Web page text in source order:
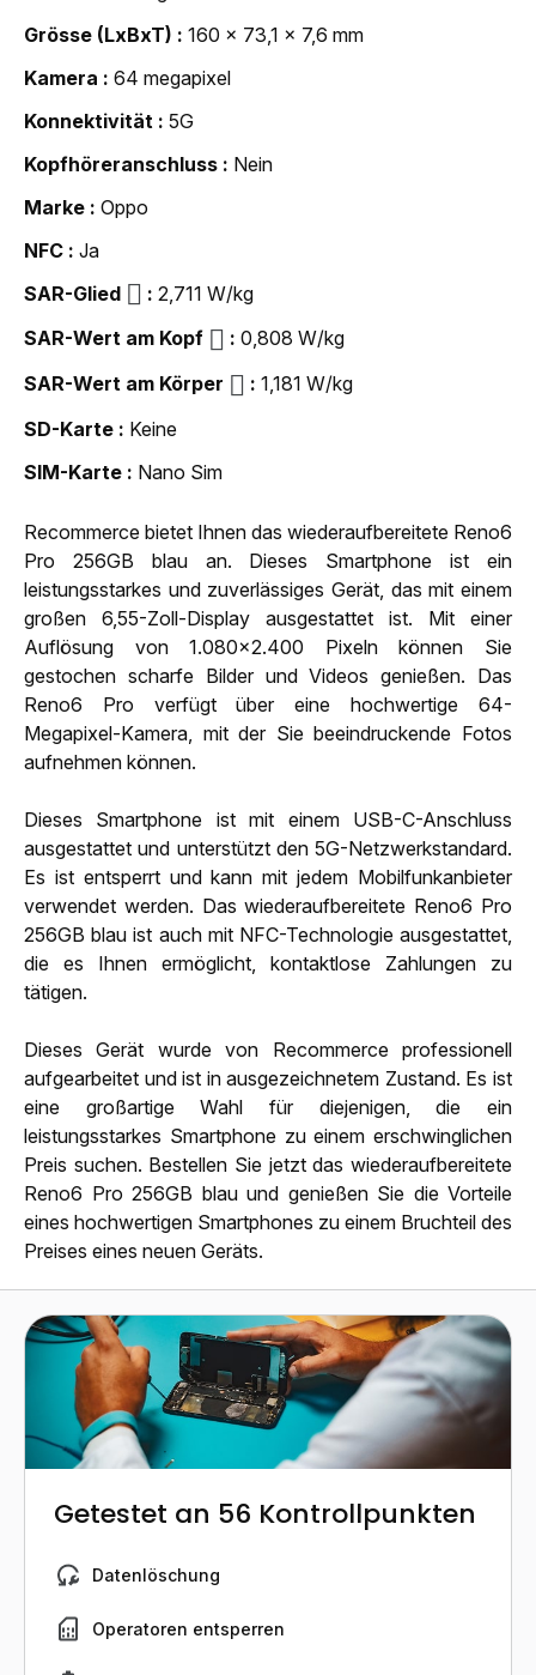
Grösse (LxBxT)
160 x 73,1 x 7,6 mm
Kamera
64 megapixel
Konnektivität
5G
Kopfhöreranschluss
Nein
Marke
Oppo
NFC
Ja
SAR-Glied
2,711 W/kg
SAR-Wert am Kopf
0,808 W/kg
SAR-Wert am Körper
1,181 W/kg
SD-Karte
Keine
SIM-Karte
Nano Sim
Recommerce bietet Ihnen das wiederaufbereitete Reno6
Pro 256GB blau an. Dieses Smartphone ist ein
leistungsstarkes und zuverlässiges Gerät, das mit einem
großen 6,55-Zoll-Display ausgestattet ist. Mit einer
Auflösung von 1.080x2.400 Pixeln können Sie
gestochen scharfe Bilder und Videos genießen. Das
Reno6 Pro verfügt über eine hochwertige 64-
Megapixel-Kamera, mit der Sie beeindruckende Fotos
aufnehmen können.
Dieses Smartphone ist mit einem USB-C-Anschluss
ausgestattet und unterstützt den 5G-Netzwerkstandard.
Es ist entsperrt und kann mit jedem Mobilfunkanbieter
verwendet werden. Das wiederaufbereitete Reno6 Pro
256GB blau ist auch mit NFC-Technologie ausgestattet,
die es Ihnen ermöglicht, kontaktlose Zahlungen zu
tätigen.
Dieses Gerät wurde von Recommerce professionell
aufgearbeitet und ist in ausgezeichnetem Zustand. Es ist
eine großartige Wahl für diejenigen, die ein
leistungsstarkes Smartphone zu einem erschwinglichen
Preis suchen. Bestellen Sie jetzt das wiederaufbereitete
Reno6 Pro 256GB blau und genießen Sie die Vorteile
eines hochwertigen Smartphones zu einem Bruchteil des
Preises eines neuen Geräts.
Getestet an 56 Kontrollpunkten
Datenlöschung
Operatoren entsperren